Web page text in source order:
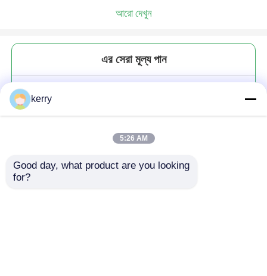
আরো দেখুন
এর সেরা মূল্য পান
kerry
5:26 AM
Good day, what product are you looking
for?